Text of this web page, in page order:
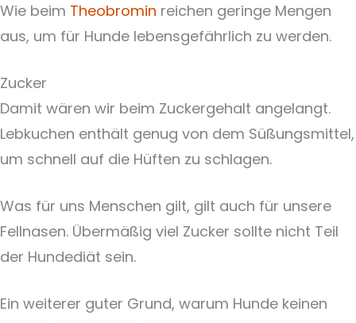
Wie beim Theobromin reichen geringe Mengen
aus, um für Hunde lebensgefährlich zu werden.
Zucker
Damit wären wir beim Zuckergehalt angelangt.
Lebkuchen enthält genug von dem Süßungsmittel,
um schnell auf die Hüften zu schlagen.
Was für uns Menschen gilt, gilt auch für unsere
Fellnasen. Übermäßig viel Zucker sollte nicht Teil
der Hundediät sein.
Ein weiterer guter Grund, warum Hunde keinen